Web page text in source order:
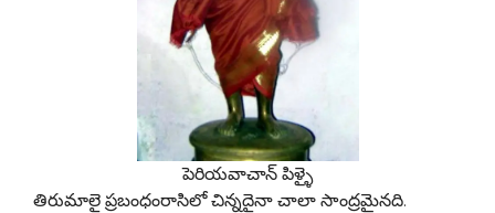
పెరియవాచాన్ పిళ్ళై
తిరుమాలై ప్రబంధంరాసిలో చిన్నదైనా చాలా సాంద్రమైనది.